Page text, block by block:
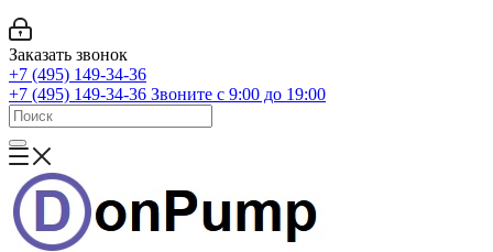
Заказать звонок
+7 (495) 149-34-36
+7 (495) 149-34-36 Звоните с 9:00 до 19:00